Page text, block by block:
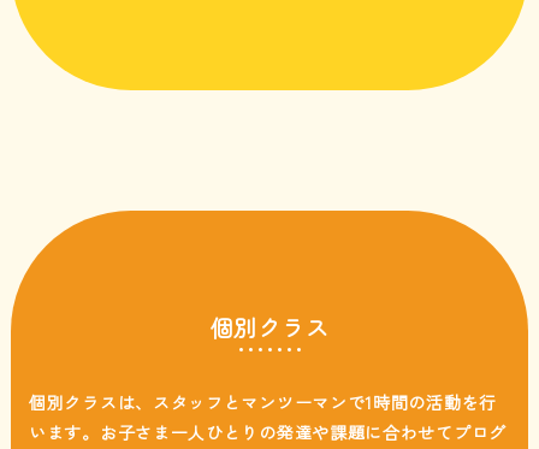
個別クラス
個別クラスは、スタッフとマンツーマンで1時間の活動を行
います。 お子さま一人ひとりの発達や課題に合わせてプログ